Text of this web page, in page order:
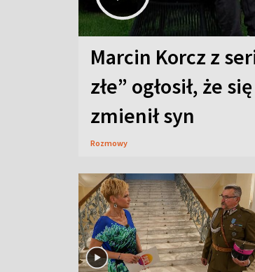
Marcin Korcz z
złe” ogłosił, że
zmienił syn
Rozmowy